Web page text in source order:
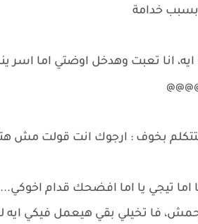
بسبب خدامة
انا تعبت وهدخل اوضتي اما اسر
بخوف : ارجوك انت قولت مش
اما تيجي يا اما افضحك قدام
فا تخيلي بقي هيعمل فيكي